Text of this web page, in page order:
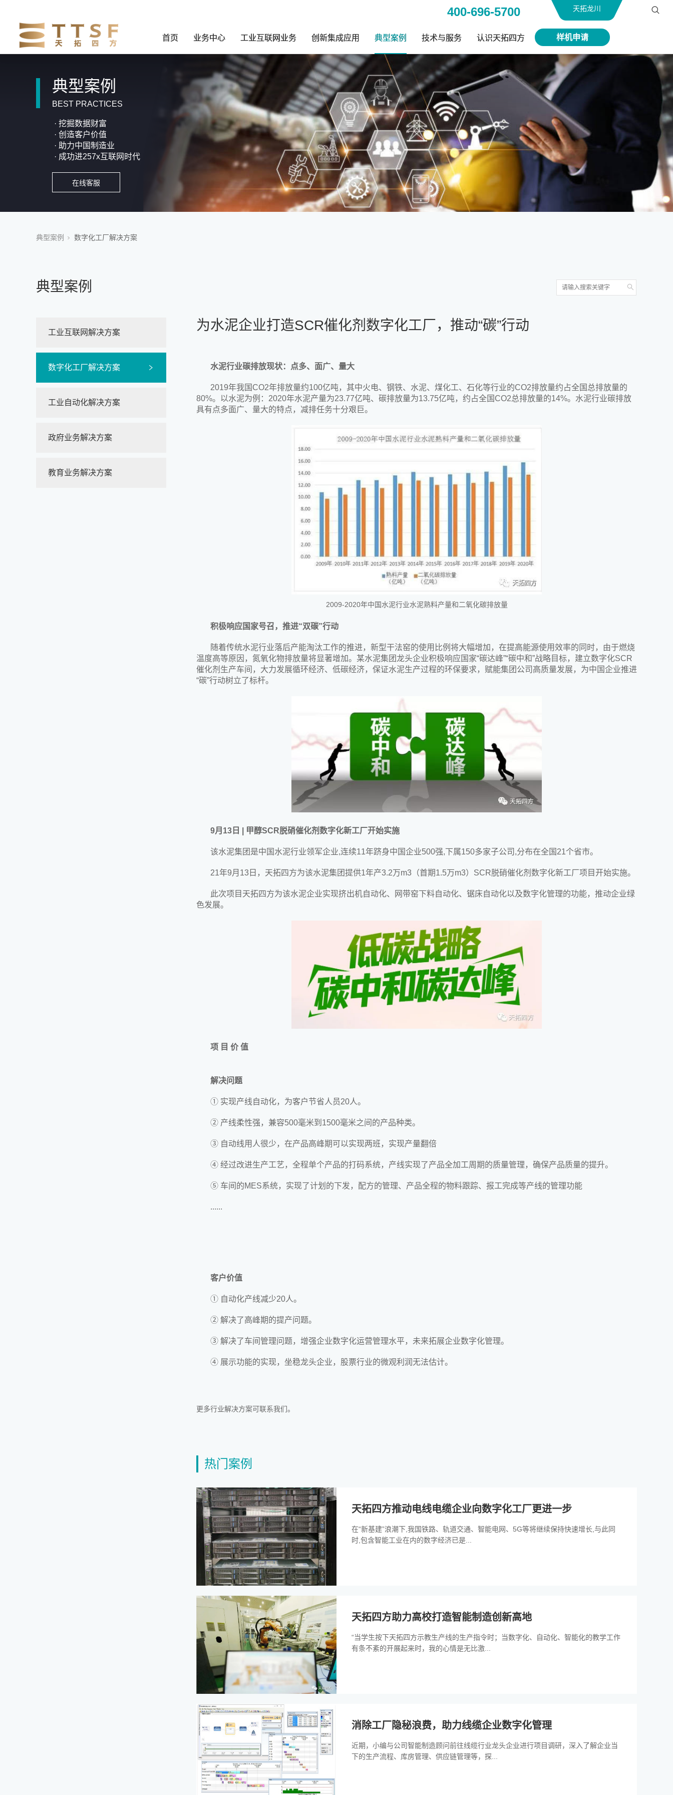
首页 业务中心 工业互联网业务 创新集成应用 典型案例 技术与服务 认识天拓四方
天拓龙川
400-696-5700
样机申请
典型案例
BEST PRACTICES
· 挖掘数据财富
· 创造客户价值
· 助力中国制造业
· 成功进257x互联网时代
在线客服
典型案例 数字化工厂解决方案
典型案例
工业互联网解决方案
数字化工厂解决方案
工业自动化解决方案
政府业务解决方案
教育业务解决方案
为水泥企业打造SCR催化剂数字化工厂，推动“碳”行动
水泥行业碳排放现状：点多、面广、量大
2019年我国CO2年排放量约100亿吨，其中火电、钢铁、水泥、煤化工、石化等行业的CO2排放量约占全国总排放量的
80%。以水泥为例：2020年水泥产量为23.77亿吨、碳排放量为13.75亿吨，约占全国CO2总排放量的14%。水泥行业碳排放
具有点多面广、量大的特点，减排任务十分艰巨。
2009-2020年中国水泥行业水泥熟料产量和二氧化碳排放量
积极响应国家号召，推进“双碳”行动
随着传统水泥行业落后产能淘汰工作的推进，新型干法窑的使用比例将大幅增加，在提高能源使用效率的同时，由于燃烧
温度高等原因，氮氧化物排放量将显著增加。某水泥集团龙头企业积极响应国家“碳达峰”“碳中和”战略目标，建立数字化SCR
催化剂生产车间，大力发展循环经济、低碳经济，保证水泥生产过程的环保要求，赋能集团公司高质量发展，为中国企业推进
“碳”行动树立了标杆。
9月13日 | 甲醇SCR脱硝催化剂数字化新工厂开始实施
该水泥集团是中国水泥行业领军企业,连续11年跻身中国企业500强,下属150多家子公司,分布在全国21个省市。
21年9月13日，天拓四方为该水泥集团提供1年产3.2万m3（首期1.5万m3）SCR脱硝催化剂数字化新工厂项目开始实施。
此次项目天拓四方为该水泥企业实现挤出机自动化、网带窑下料自动化、锯床自动化以及数字化管理的功能，推动企业绿
色发展。
项 目 价 值
解决问题
① 实现产线自动化，为客户节省人员20人。
② 产线柔性强，兼容500毫米到1500毫米之间的产品种类。
③ 自动线用人很少，在产品高峰期可以实现两班，实现产量翻倍
④ 经过改进生产工艺，全程单个产品的打码系统，产线实现了产品全加工周期的质量管理，确保产品质量的提升。
⑤ 车间的MES系统，实现了计划的下发，配方的管理、产品全程的物料跟踪、报工完成等产线的管理功能
......
客户价值
① 自动化产线减少20人。
② 解决了高峰期的提产问题。
③ 解决了车间管理问题，增强企业数字化运营管理水平，未来拓展企业数字化管理。
④ 展示功能的实现，坐稳龙头企业，股票行业的微观利润无法估计。
更多行业解决方案可联系我们。
热门案例
天拓四方推动电线电缆企业向数字化工厂更进一步
在“新基建”浪潮下,我国铁路、轨道交通、智能电网、5G等将继续保持快速增长,与此同
时,包含智能工业在内的数字经济已是...
天拓四方助力高校打造智能制造创新高地
“当学生按下天拓四方示教生产线的生产指令时；当数字化、自动化、智能化的教学工作
有条不紊的开展起来时，我的心情是无比激...
消除工厂隐秘浪费，助力线缆企业数字化管理
近期，小编与公司智能制造顾问前往线缆行业龙头企业进行项目调研，深入了解企业当
下的生产流程、库房管理、供应链管理等，探...